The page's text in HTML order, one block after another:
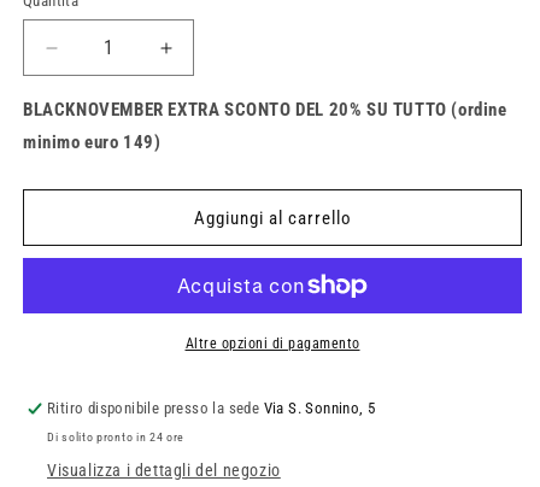
Diminuisci
quantità
per
Cappello
Fox
Aumenta
quantità
per
Fox
Machinist
BLACKNOVEMBER EXTRA SCONTO DEL 20% SU TUTTO (ordine
minimo euro 149)
Aggiungi al carrello
Altre opzioni di pagamento
Ritiro disponibile presso la sede Via S. Sonnino, 5
Di solito pronto in 24 ore
Visualizza i dettagli del negozio